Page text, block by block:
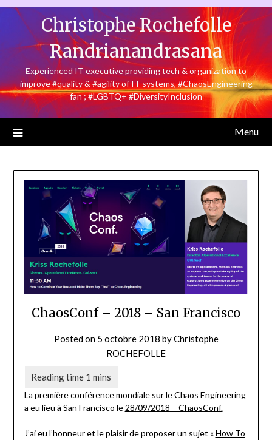
Skip
Christophe Rochefolle
Randrianandrasana
Experienced IT executive providing tech & organization to
improve #quality & #agility of IT systems, #ChaosEngineering
fan ; #LGBTQ+ #DiversityInclusion
Menu
ChaosConf – 2018 – San Francisco
Posted on 5 octobre 2018 byChristophe
ROCHEFOLLE
La première conférence mondiale sur le Chaos Engineering
a eu lieu à San Francisco le 28/09/2018 – ChaosConf.
J’ai eu l’honneur et le plaisir de proposer un sujet «How To